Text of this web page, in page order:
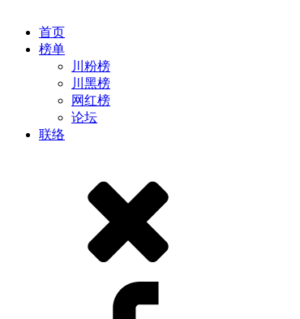
首页
榜单
川粉榜
川黑榜
网红榜
论坛
联络